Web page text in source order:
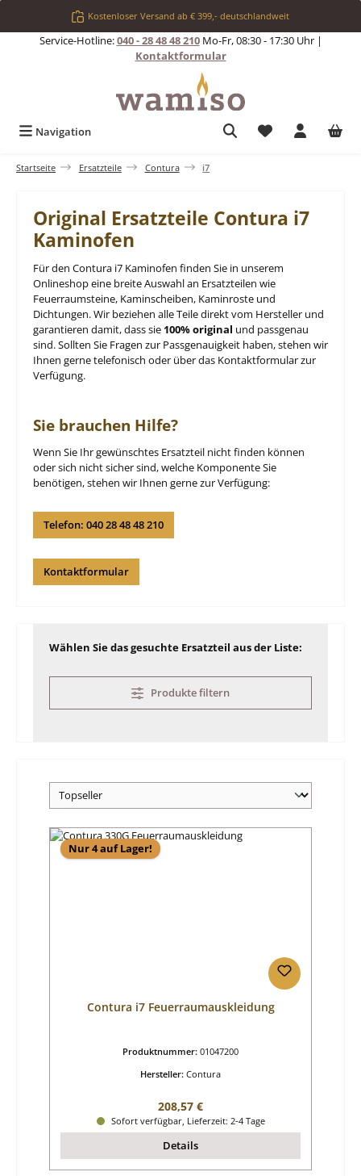
Zum Hauptinhalt springenKostenloser Versand ab € 399,- deutschlandweit
Service-Hotline:040 - 28 48 48 210Mo-Fr, 08:30 - 17:30 Uhr |
Kontaktformular
Navigation Du hast 0
Startseite Ersatzteile Contura i7
Original Ersatzteile Contura i7
Kaminofen
Für den Contura i7 Kaminofen finden Sie in unserem
Onlineshop eine breite Auswahl an Ersatzteilen wie
Feuerraumsteine, Kaminscheiben, Kaminroste und
Dichtungen. Wir beziehen alle Teile direkt vom Hersteller und
garantieren damit, dass sie 100% original und passgenau
sind. Sollten Sie Fragen zur Passgenauigkeit haben, stehen wir
Ihnen gerne telefonisch oder über das Kontaktformular zur
Verfügung.
Sie brauchen Hilfe?
Wenn Sie Ihr gewünschtes Ersatzteil nicht finden können
oder sich nicht sicher sind, welche Komponente Sie
benötigen, stehen wir Ihnen gerne zur Verfügung:
Telefon: 040 28 48 48 210
Kontaktformular
Wählen Sie das gesuchte Ersatzteil aus der Liste:
Produkte filtern
Nur 4 auf Lager!
Contura i7 Feuerraumauskleidung
Produktnummer: 01047200
Hersteller: Contura
Regulärer Preis:
208,57 €
Sofort verfügbar, Lieferzeit: 2-4 Tage
Details